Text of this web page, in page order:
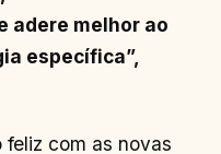
adere melhor ao
específica”,
com as novas